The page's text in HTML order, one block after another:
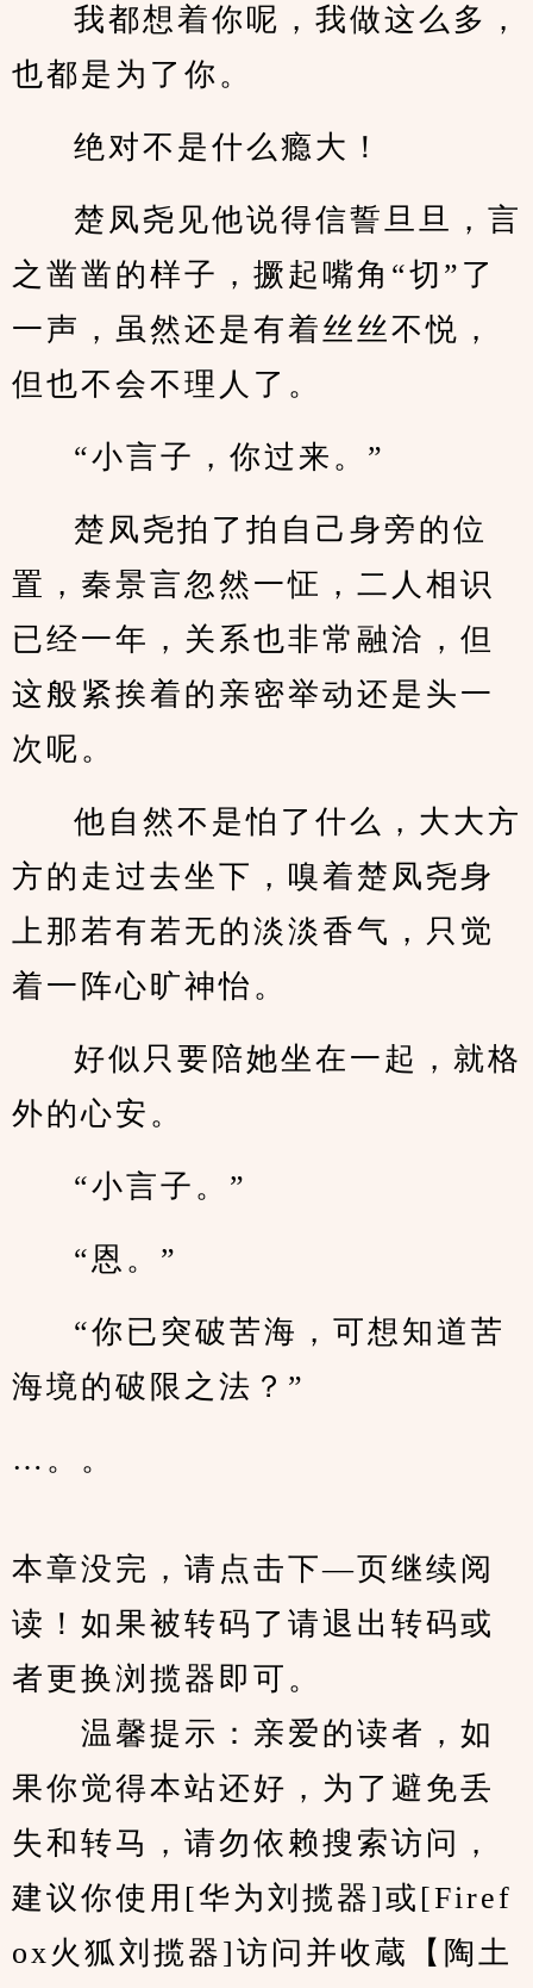
我都想着你呢，我做这么多，
也都是为了你。
绝对不是什么瘾大！
楚凤尧见他说得信誓旦旦，言
之凿凿的样子，撅起嘴角“切”了
一声，虽然还是有着丝丝不悦，
但也不会不理人了。
“小言子，你过来。”
楚凤尧拍了拍自己身旁的位
置，秦景言忽然一怔，二人相识
已经一年，关系也非常融洽，但
这般紧挨着的亲密举动还是头一
次呢。
他自然不是怕了什么，大大方
方的走过去坐下，嗅着楚凤尧身
上那若有若无的淡淡香气，只觉
着一阵心旷神怡。
好似只要陪她坐在一起，就格
外的心安。
“小言子。”
“恩。”
“你已突破苦海，可想知道苦
海境的破限之法？”
…。。
本章没完，请点击下—页继续阅
读！如果被转码了请退出转码或
者更换浏揽器即可。
温馨提示：亲爱的读者，如
果你觉得本站还好，为了避免丢
失和转马，请勿依赖搜索访问，
建议你使用[华为刘揽器]或[Firef
ox火狐刘揽器]访问并收蔵【陶土